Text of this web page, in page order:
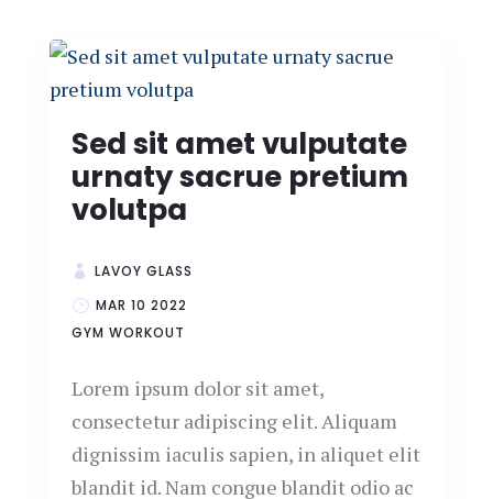
Sed sit amet vulputate
urnaty sacrue pretium
volutpa
LAVOY GLASS
MAR 10 2022
GYM WORKOUT
Lorem ipsum dolor sit amet,
consectetur adipiscing elit. Aliquam
dignissim iaculis sapien, in aliquet elit
blandit id. Nam congue blandit odio ac